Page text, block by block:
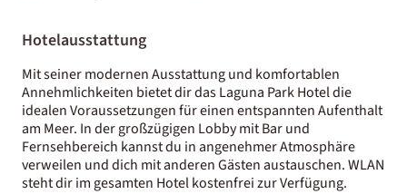
Hotelausstattung
Mit seiner modernen Ausstattung und komfortablen
Annehmlichkeiten bietet dir das Laguna Park Hotel die
idealen Voraussetzungen für einen entspannten Aufenthalt
am Meer. In der großzügigen Lobby mit Bar und
Fernsehbereich kannst du in angenehmer Atmosphäre
verweilen und dich mit anderen Gästen austauschen. WLAN
steht dir im gesamten Hotel kostenfrei zur Verfügung.